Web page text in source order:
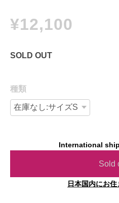
¥12,100
SOLD OUT
種類
International
Sold
日本国内にお